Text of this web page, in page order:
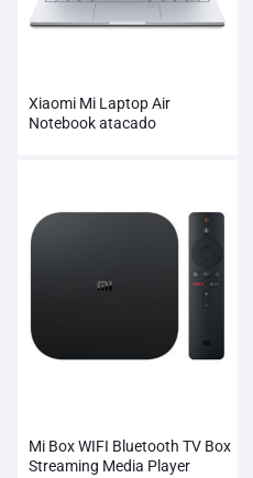
Xiaomi Mi Laptop Air
Notebook atacado
Mi Box WIFI Bluetooth TV Box
Streaming Media Player